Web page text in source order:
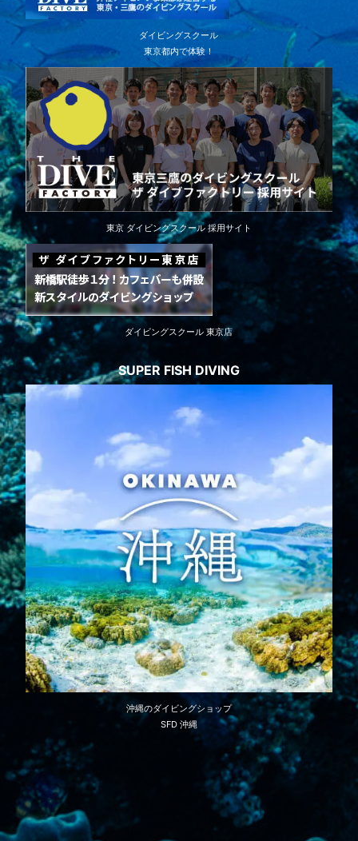
ダイビングスクール
東京都内で体験！
東京 ダイビングスクール 採用サイト
ダイビングスクール 東京店
SUPER FISH DIVING
沖縄のダイビングショップ
SFD 沖縄